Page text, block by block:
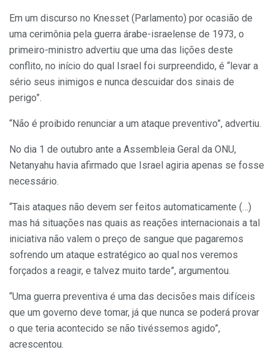
Em um discurso no Knesset (Parlamento) por ocasião de
uma cerimônia pela guerra árabe-israelense de 1973, o
primeiro-ministro advertiu que uma das lições deste
conflito, no início do qual Israel foi surpreendido, é “levar a
sério seus inimigos e nunca descuidar dos sinais de
perigo”.
“Não é proibido renunciar a um ataque preventivo”, advertiu.
No dia 1 de outubro ante a Assembleia Geral da ONU,
Netanyahu havia afirmado que Israel agiria apenas se fosse
necessário.
“Tais ataques não devem ser feitos automaticamente (…)
mas há situações nas quais as reações internacionais a tal
iniciativa não valem o preço de sangue que pagaremos
sofrendo um ataque estratégico ao qual nos veremos
forçados a reagir, e talvez muito tarde”, argumentou.
“Uma guerra preventiva é uma das decisões mais difíceis
que um governo deve tomar, já que nunca se poderá provar
o que teria acontecido se não tivéssemos agido”,
acrescentou.